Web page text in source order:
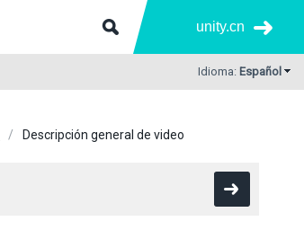
unity.cn
Idioma: Español
Descripción general de video